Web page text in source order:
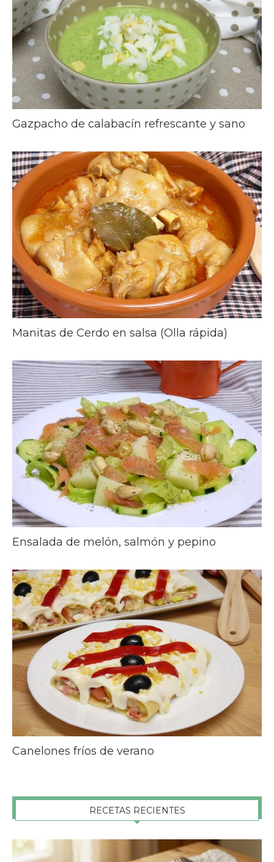
Gazpacho de calabacín refrescante y sano
Manitas de Cerdo en salsa (Olla rápida)
Ensalada de melón, salmón y pepino
Canelones fríos de verano
RECETAS RECIENTES